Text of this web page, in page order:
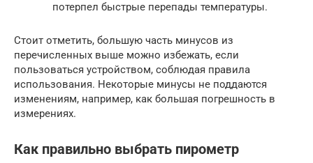
потерпел быстрые перепады температуры.
Стоит отметить, большую часть минусов из
перечисленных выше можно избежать, если
пользоваться устройством, соблюдая правила
использования. Некоторые минусы не поддаются
изменениям, например, как большая погрешность в
измерениях.
Как правильно выбрать пирометр